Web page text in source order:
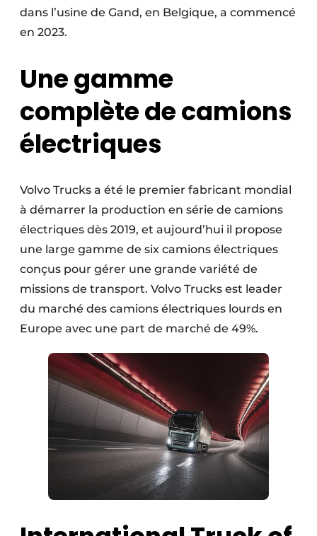
dans l’usine de Gand, en Belgique, a commencé
en 2023.
Une gamme
complète de camions
électriques
Volvo Trucks a été le premier fabricant mondial
à démarrer la production en série de camions
électriques dès 2019, et aujourd’hui il propose
une large gamme de six camions électriques
conçus pour gérer une grande variété de
missions de transport. Volvo Trucks est leader
du marché des camions électriques lourds en
Europe avec une part de marché de 49%.